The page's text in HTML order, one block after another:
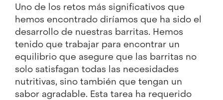
Uno de los retos más significativos que
hemos encontrado diríamos que ha sido el
desarrollo de nuestras barritas. Hemos
tenido que trabajar para encontrar un
equilibrio que asegure que las barritas no
solo satisfagan todas las necesidades
nutritivas, sino también que tengan un
sabor agradable. Esta tarea ha requerido